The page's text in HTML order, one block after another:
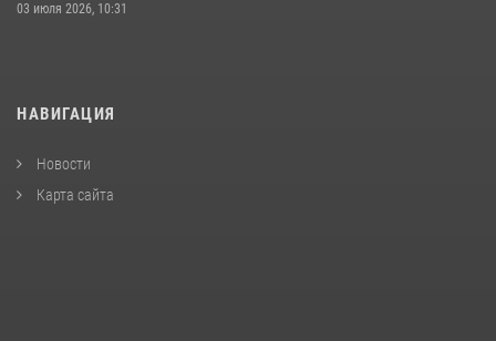
03 июля 2026, 10:31
НАВИГАЦИЯ
Новости
Карта сайта